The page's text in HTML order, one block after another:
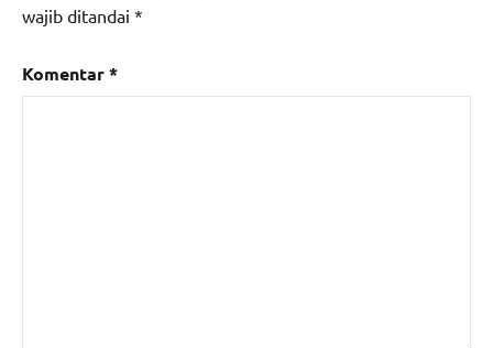
wajib ditandai *
Komentar*